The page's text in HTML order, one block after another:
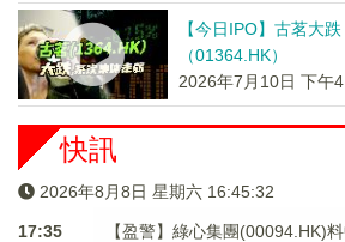
【今日IPO】古茗大
（01364.HK）
2026年7月10日 下午
快訊
2026年8月8日 星期六 16:45:32
17:35
【盈警】綠心集團(00094.HK)